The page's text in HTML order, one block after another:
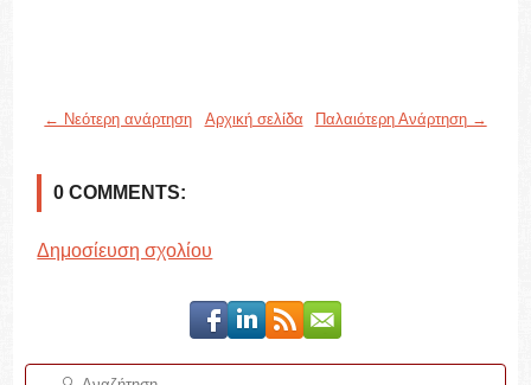
← Νεότερη ανάρτηση Παλαιότερη Ανάρτηση →
Αρχική σελίδα
0 COMMENTS:
Δημοσίευση σχολίου